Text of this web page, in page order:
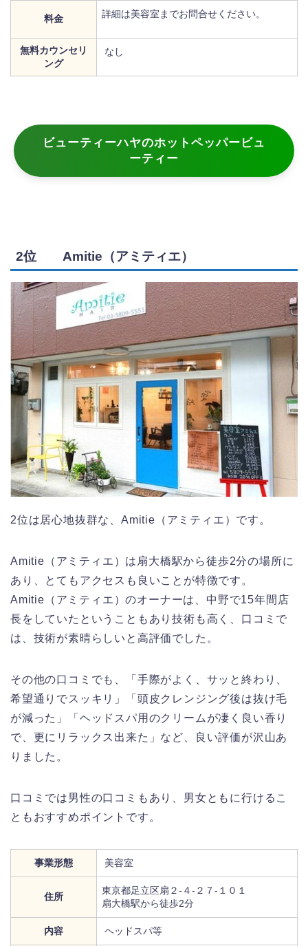
料金 詳細は美容室までお問合せください。
無料カウンセリ
ング
なし
ビューティーハヤのホットペッパービュ
ーティー
2位 Amitie（アミティエ）
2位は居心地抜群な、Amitie（アミティエ）です。
Amitie（アミティエ）は扇大橋駅から徒歩2分の場所に
あり、とてもアクセスも良いことが特徴です。
Amitie（アミティエ）のオーナーは、中野で15年間店
長をしていたということもあり技術も高く、口コミで
は、技術が素晴らしいと高評価でした。
その他の口コミでも、「手際がよく、サッと終わり、
希望通りでスッキリ」「頭皮クレンジング後は抜け毛
が減った」「ヘッドスパ用のクリームが凄く良い香り
で、更にリラックス出来た」など、良い評価が沢山あ
りました。
口コミでは男性の口コミもあり、男女ともに行けるこ
ともおすすめポイントです。
事業形態 美容室
住所
東京都足立区扇２-４-２７-１０１
扇大橋駅から徒歩2分
内容 ヘッドスパ等